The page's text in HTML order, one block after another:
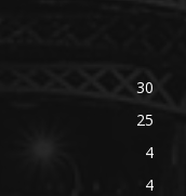
30
25
4
4